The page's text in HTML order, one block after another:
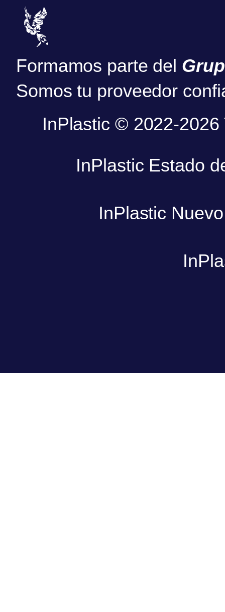
Formamos parte del
Somos tu proveedor
InPlastic © 2022-
InPlastic Estado
InPlastic